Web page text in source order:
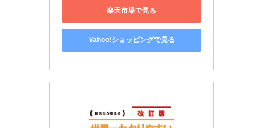
楽天市場で見る
Yahoo!ショッピングで見る